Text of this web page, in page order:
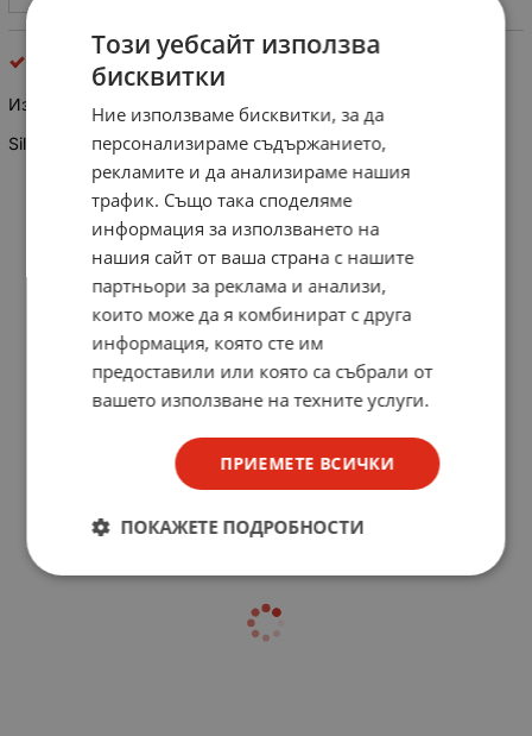
Изправителен диод SY 200
Silicon rectifier diode 75V 0.95A
Този уебсайт използва
бисквитки
Ние използваме бисквитки, за да
персонализираме съдържанието,
рекламите и да анализираме нашия
трафик. Също така споделяме
информация за използването на
нашия сайт от ваша страна с нашите
партньори за реклама и анализи,
които може да я комбинират с друга
информация, която сте им
предоставили или която са събрали от
вашето използване на техните услуги.
ПРИЕМЕТЕ ВСИЧКИ
ПОКАЖЕТЕ ПОДРОБНОСТИ